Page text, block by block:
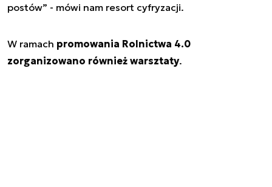
postów” - mówi nam resort cyfryzacji.
W ramach promowania Rolnictwa 4.0
zorganizowano również warsztaty.